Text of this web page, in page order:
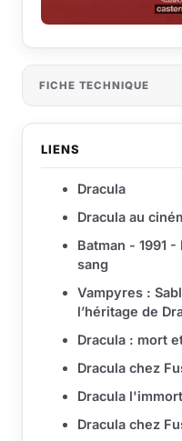
FICHE TECHNIQUE
LIENS
Dracula
Dracula au
Batman - 1991
sang
Vampyres :
l’héritage de
Dracula : mort
Dracula chez
Dracula
Dracula chez